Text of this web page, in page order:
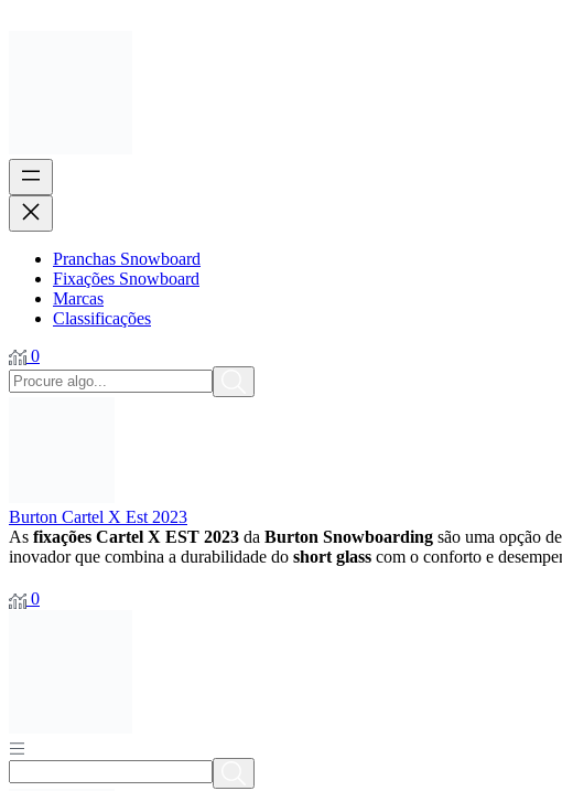
Pranchas Snowboard
Fixações Snowboard
Marcas
Classificações
0
Burton Cartel X Est 2023
As fixações Cartel X EST 2023 da Burton Snowboarding são uma opção
inovador que combina a durabilidade do short glass com o conforto e
0